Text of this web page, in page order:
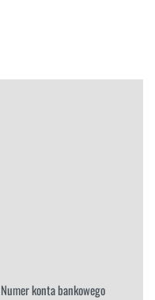
konta bankowego